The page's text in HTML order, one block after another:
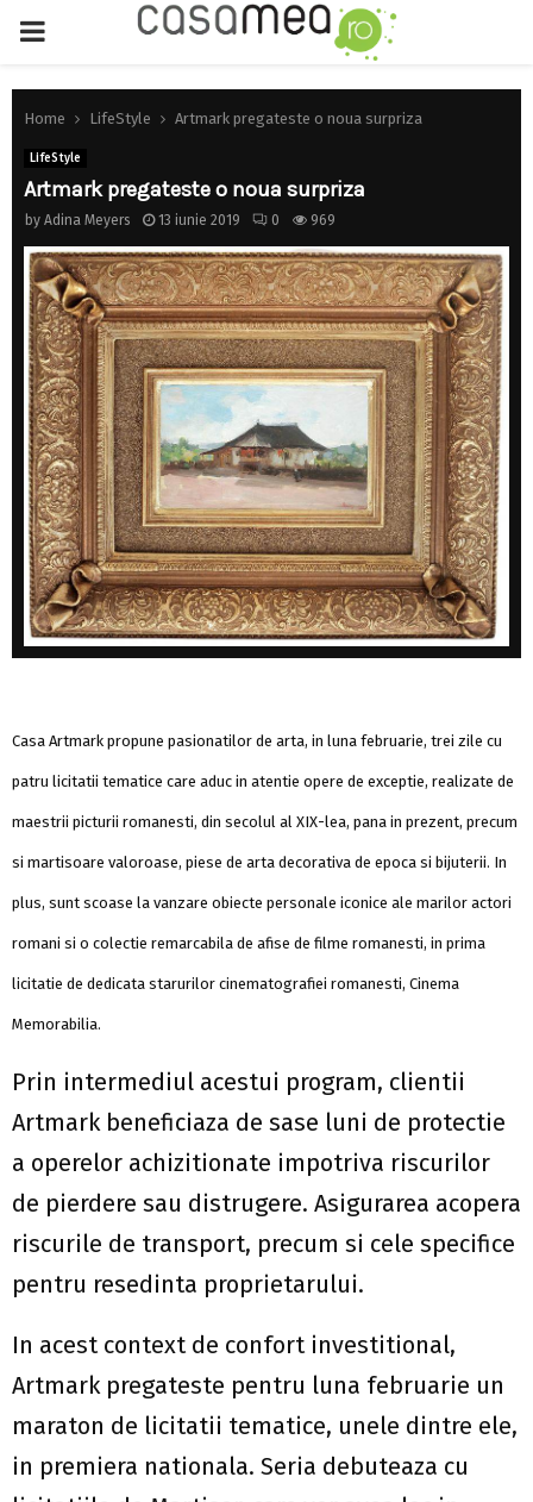
PRIMARY
MENU
Home LifeStyle Artmark pregateste o noua surpriza
LifeStyle
Artmark pregateste o noua surpriza
by Adina Meyers 13 iunie 2019 0 969
Casa Artmark propune pasionatilor de arta, in luna februarie, trei zile cu
patru licitatii tematice care aduc in atentie opere de exceptie, realizate de
maestrii picturii romanesti, din secolul al XIX-lea, pana in prezent, precum
si martisoare valoroase, piese de arta decorativa de epoca si bijuterii. In
plus, sunt scoase la vanzare obiecte personale iconice ale marilor actori
romani si o colectie remarcabila de afise de filme romanesti, in prima
licitatie de dedicata starurilor cinematografiei romanesti, Cinema
Memorabilia.
Prin intermediul acestui program, clientii
Artmark beneficiaza de sase luni de protectie
a operelor achizitionate impotriva riscurilor
de pierdere sau distrugere. Asigurarea acopera
riscurile de transport, precum si cele specifice
pentru resedinta proprietarului.
In acest context de confort investitional,
Artmark pregateste pentru luna februarie un
maraton de licitatii tematice, unele dintre ele,
in premiera nationala. Seria debuteaza cu